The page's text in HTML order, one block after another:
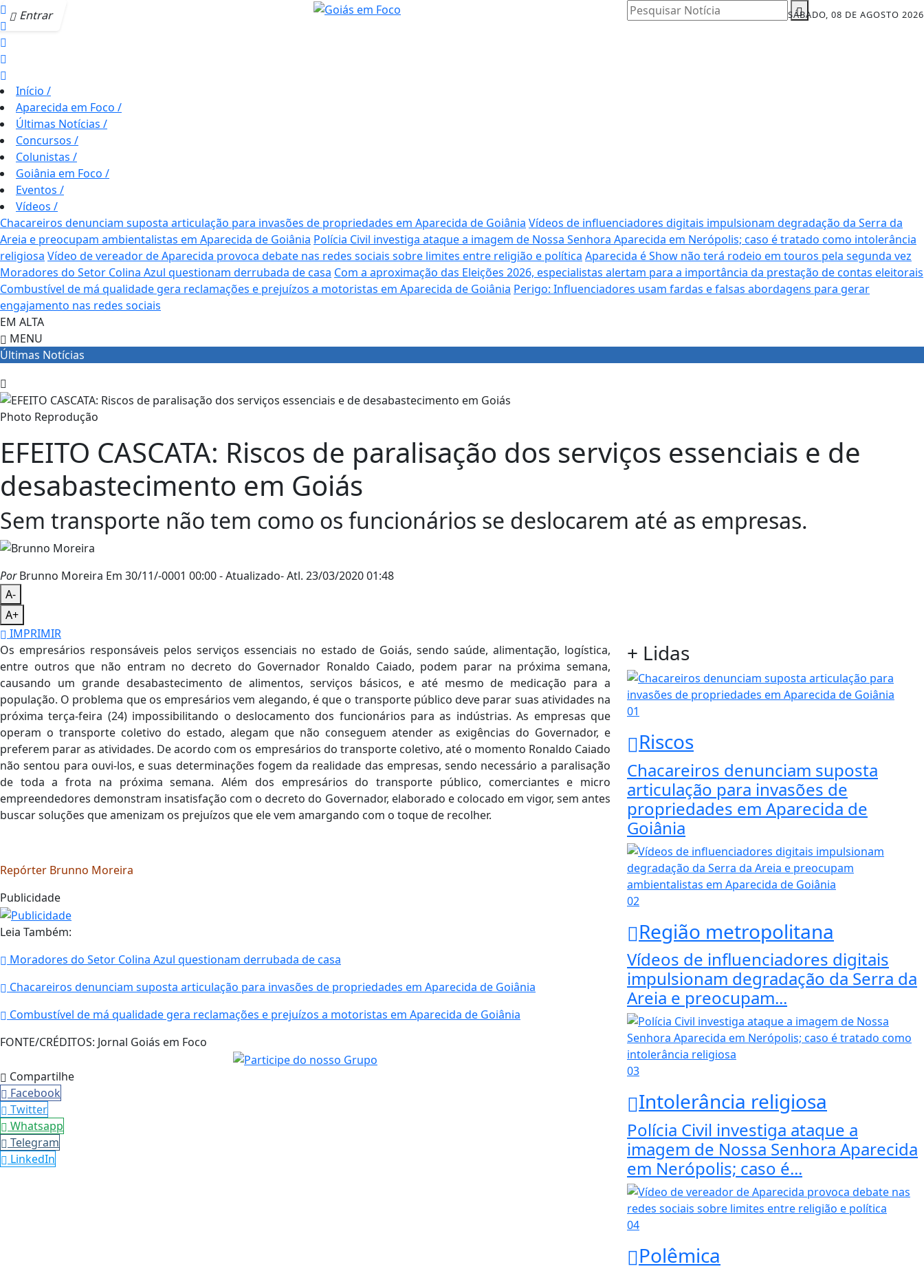
Entrar SÁBADO, 08 DE AGOSTO 2026
Pesquisar Notícia
Início /
Aparecida em Foco /
Últimas Notícias /
Concursos /
Colunistas /
Goiânia em Foco /
Eventos /
Vídeos /
Chacareiros denunciam suposta articulação para invasões de propriedades em Aparecida de Goiânia Vídeos de influenciadores digitais impulsionam degradação da Serra da
Areia e preocupam ambientalistas em Aparecida de Goiânia Polícia Civil investiga ataque a imagem de Nossa Senhora Aparecida em Nerópolis; caso é tratado como intolerância
religiosa Vídeo de vereador de Aparecida provoca debate nas redes sociais sobre limites entre religião e política Aparecida é Show não terá rodeio em touros pela segunda vez
Moradores do Setor Colina Azul questionam derrubada de casa Com a aproximação das Eleições 2026, especialistas alertam para a importância da prestação de contas eleitorais
Combustível de má qualidade gera reclamações e prejuízos a motoristas em Aparecida de Goiânia Perigo: Influenciadores usam fardas e falsas abordagens para gerar
engajamento nas redes sociais
EM ALTA
MENU
Últimas Notícias
Photo Reprodução
EFEITO CASCATA: Riscos de paralisação dos serviços essenciais e de
desabastecimento em Goiás
Sem transporte não tem como os funcionários se deslocarem até as empresas.
PorBrunno Moreira Em 30/11/-0001 00:00- Atualizado- Atl. 23/03/2020 01:48
A-
A+
IMPRIMIR
Os empresários responsáveis pelos serviços essenciais no estado de Goiás, sendo saúde, alimentação, logística,
entre outros que não entram no decreto do Governador Ronaldo Caiado, podem parar na próxima semana,
causando um grande desabastecimento de alimentos, serviços básicos, e até mesmo de medicação para a
população. O problema que os empresários vem alegando, é que o transporte público deve parar suas atividades na
próxima terça-feira (24) impossibilitando o deslocamento dos funcionários para as indústrias. As empresas que
operam o transporte coletivo do estado, alegam que não conseguem atender as exigências do Governador, e
preferem parar as atividades. De acordo com os empresários do transporte coletivo, até o momento Ronaldo Caiado
não sentou para ouvi-los, e suas determinações fogem da realidade das empresas, sendo necessário a paralisação
de toda a frota na próxima semana. Além dos empresários do transporte público, comerciantes e micro
empreendedores demonstram insatisfação com o decreto do Governador, elaborado e colocado em vigor, sem antes
buscar soluções que amenizam os prejuízos que ele vem amargando com o toque de recolher.
Repórter Brunno Moreira
Publicidade
Leia Também:
Moradores do Setor Colina Azul questionam derrubada de casa
Chacareiros denunciam suposta articulação para invasões de propriedades em Aparecida de Goiânia
Combustível de má qualidade gera reclamações e prejuízos a motoristas em Aparecida de Goiânia
FONTE/CRÉDITOS: Jornal Goiás em Foco
Compartilhe
Facebook
Twitter
Whatsapp
Telegram
LinkedIn
+ Lidas
01
Riscos
Chacareiros denunciam suposta
articulação para invasões de
propriedades em Aparecida de
Goiânia
02
Região metropolitana
Vídeos de influenciadores digitais
impulsionam degradação da Serra da
Areia e preocupam...
03
Intolerância religiosa
Polícia Civil investiga ataque a
imagem de Nossa Senhora Aparecida
em Nerópolis; caso é...
04
Polêmica